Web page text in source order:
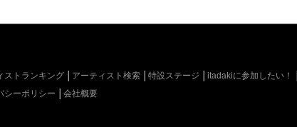
ストランキング アーティスト検索 特設ステージ itadakiに参加したい！
シーポリシー
会社概要